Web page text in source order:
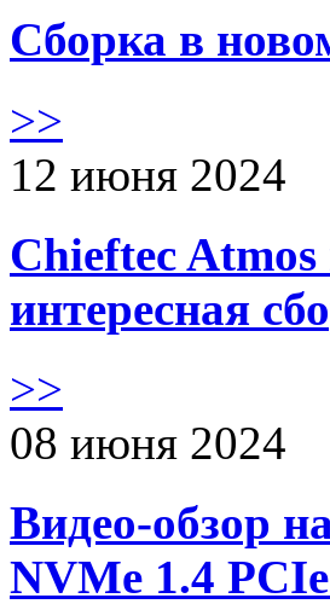
Сборка в
>>
12 июня 2024
Chieftec
интересная
>>
08 июня 2024
Видео-обзор
NVMe 1.4